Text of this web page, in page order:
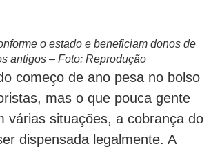
o estado e beneficiam donos de
antigos – Foto: Reprodução
começo de ano pesa no bolso
mas o que pouca gente
várias situações, a cobrança do
dispensada legalmente. A